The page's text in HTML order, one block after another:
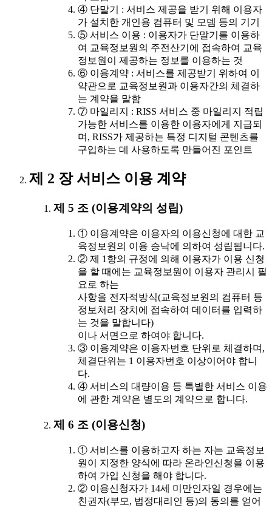
④ 단말기 : 서비스 제공을 받기 위해 이용자
가 설치한 개인용 컴퓨터 및 모뎀 등의 기기
⑤ 서비스 이용 : 이용자가 단말기를 이용하
여 교육정보원의 주전산기에 접속하여 교육
정보원이 제공하는 정보를 이용하는 것
⑥ 이용계약 : 서비스를 제공받기 위하여 이
약관으로 교육정보원과 이용자간의 체결하
는 계약을 말함
⑦ 마일리지 : RISS 서비스 중 마일리지 적립
가능한 서비스를 이용한 이용자에게 지급되
며, RISS가 제공하는 특정 디지털 콘텐츠를
구입하는 데 사용하도록 만들어진 포인트
제 2 장 서비스 이용 계약
제 5 조 (이용계약의 성립)
① 이용계약은 이용자의 이용신청에 대한 교
육정보원의 이용 승낙에 의하여 성립됩니다.
② 제 1항의 규정에 의해 이용자가 이용 신청
을 할 때에는 교육정보원이 이용자 관리시 필
요로 하는
사항을 전자적방식(교육정보원의 컴퓨터 등
정보처리 장치에 접속하여 데이터를 입력하
는 것을 말합니다)
이나 서면으로 하여야 합니다.
③ 이용계약은 이용자번호 단위로 체결하며,
체결단위는 1 이용자번호 이상이어야 합니
다.
④ 서비스의 대량이용 등 특별한 서비스 이용
에 관한 계약은 별도의 계약으로 합니다.
제 6 조 (이용신청)
① 서비스를 이용하고자 하는 자는 교육정보
원이 지정한 양식에 따라 온라인신청을 이용
하여 가입 신청을 해야 합니다.
② 이용신청자가 14세 미만인자일 경우에는
친권자(부모, 법정대리인 등)의 동의를 얻어